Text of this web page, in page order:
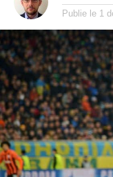
Publie le 1